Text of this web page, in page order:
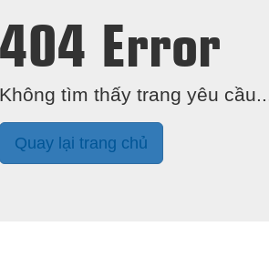
404 Error
Không tìm thấy trang yêu cầu....
Quay lại trang chủ